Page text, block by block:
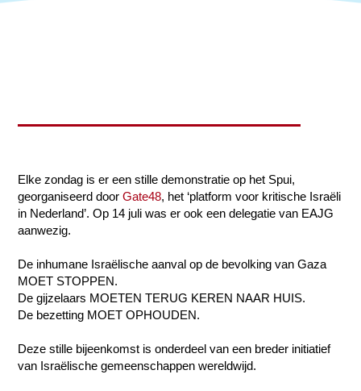
Elke zondag is er een stille demonstratie op het Spui,
georganiseerd doorGate48, het ‘platform voor kritische Israëli
in Nederland’. Op 14 juli was er ook een delegatie van EAJG
aanwezig.
De inhumane Israëlische aanval op de bevolking van Gaza
MOET STOPPEN.
De gijzelaars MOETEN TERUG KEREN NAAR HUIS.
De bezetting MOET OPHOUDEN.
Deze stille bijeenkomst is onderdeel van een breder initiatief
van Israëlische gemeenschappen wereldwijd.